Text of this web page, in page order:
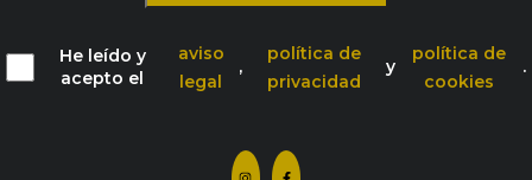
He leído y
acepto el
aviso
legal
,
política de
privacidad
y
política de
cookies
.